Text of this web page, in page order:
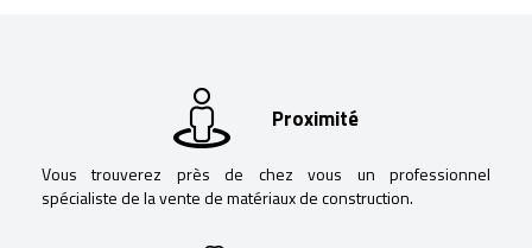
Proximité
Vous trouverez près de chez vous un professionnel
spécialiste de la vente de matériaux de construction.